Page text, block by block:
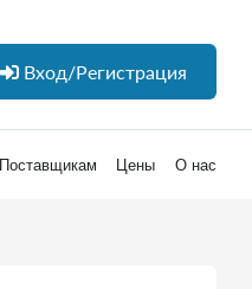
Вход/Регистрация
Поставщикам Цены О нас